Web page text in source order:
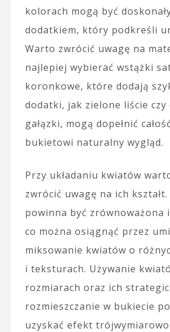
kolorach mogą być
dodatkiem, który podkreśli
Warto zwrócić uwagę na
najlepiej wybierać wstążki
koronkowe, które dodają
dodatki, jak zielone liście czy
gałązki, mogą dopełnić
bukietowi naturalny wygląd.
Przy układaniu kwiatów
zwrócić uwagę na ich
powinna być zrównoważona
co można osiągnąć przez
miksowanie kwiatów o
i teksturach. Używanie
rozmiarach oraz ich
rozmieszczanie w bukiecie
uzyskać efekt